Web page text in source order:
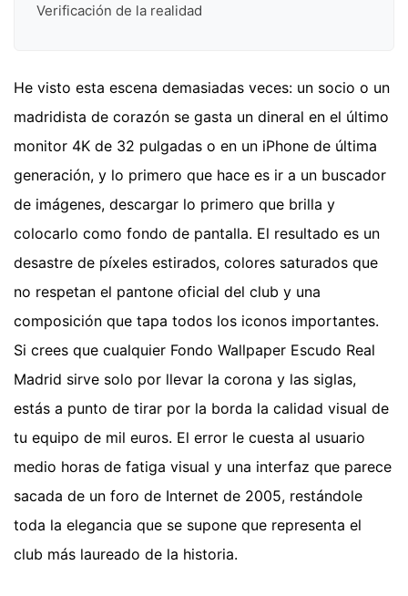
Verificación de la realidad
He visto esta escena demasiadas veces: un socio o un
madridista de corazón se gasta un dineral en el último
monitor 4K de 32 pulgadas o en un iPhone de última
generación, y lo primero que hace es ir a un buscador
de imágenes, descargar lo primero que brilla y
colocarlo como fondo de pantalla. El resultado es un
desastre de píxeles estirados, colores saturados que
no respetan el pantone oficial del club y una
composición que tapa todos los iconos importantes.
Si crees que cualquier Fondo Wallpaper Escudo Real
Madrid sirve solo por llevar la corona y las siglas,
estás a punto de tirar por la borda la calidad visual de
tu equipo de mil euros. El error le cuesta al usuario
medio horas de fatiga visual y una interfaz que parece
sacada de un foro de Internet de 2005, restándole
toda la elegancia que se supone que representa el
club más laureado de la historia.